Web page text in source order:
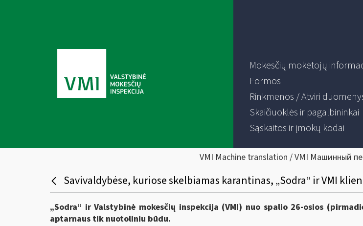
Mokesčių mokėtojų
Formos
Rinkmenos / Atviri
Skaičiuoklės ir pagalbininkai
Sąskaitos ir įmokų kodai
VMI Machine translation / VMI Машинный
Savivaldybėse, kuriose skelbiamas karantinas, „Sodra“ ir VMI
„Sodra“ ir Valstybinė mokesčių inspekcija (VMI) nuo spalio 26-osios
aptarnaus tik nuotoliniu būdu.